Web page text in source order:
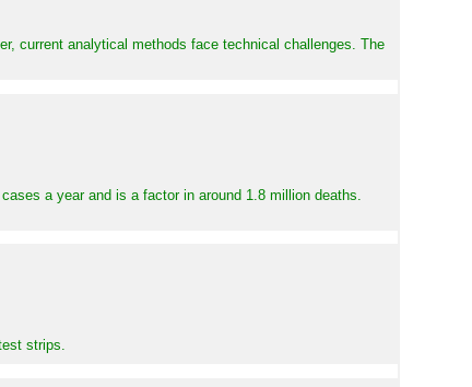
current analytical methods face technical challenges. The
a year and is a factor in around 1.8 million deaths.
strips.